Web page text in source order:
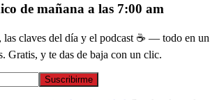
de mañana a las 7:00 am
las claves del día y el podcast ☕ — todo en un
Gratis, y te das de baja con un clic.
Suscribirme